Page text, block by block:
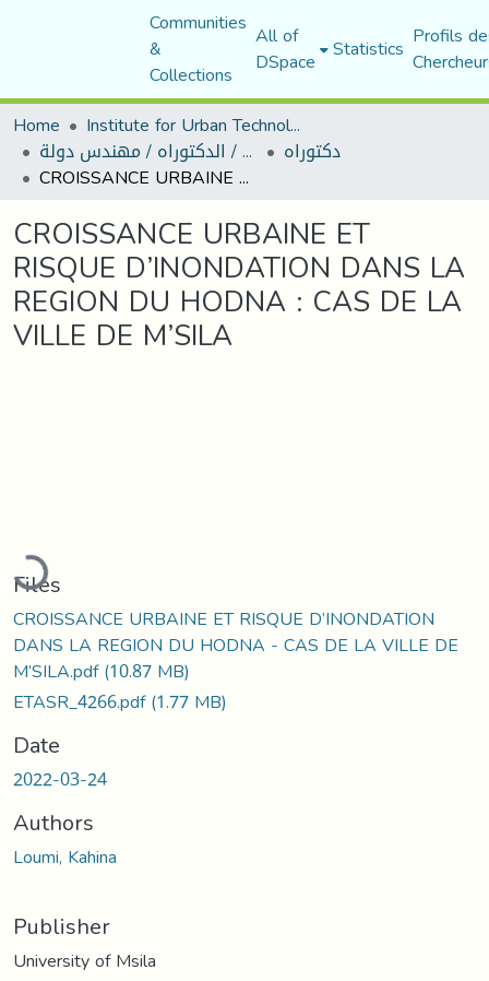
Communities
&
Collections
All of
DSpace Statistics Profils
Home
Institute for Urban Technology Management
رسائل ماجستير / الدكتوراه / مهندس دولة دكتوراه
CROISSANCE URBAINE ET RISQUE D’INONDATION DANS LA REGION DU HODNA : CAS DE LA VILLE DE M’SILA
CROISSANCE URBAINE ET
RISQUE D’INONDATION DANS LA
REGION DU HODNA : CAS DE LA
VILLE DE M’SILA
Loading...
Files
CROISSANCE URBAINE ET RISQUE D’INONDATION
DANS LA REGION DU HODNA - CAS DE LA VILLE DE
M’SILA.pdf(10.87 MB)
ETASR_4266.pdf(1.77 MB)
Date
2022-03-24
Authors
Loumi, Kahina
Publisher
University of Msila